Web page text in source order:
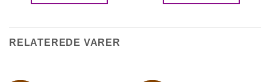
RELATEREDE VARER